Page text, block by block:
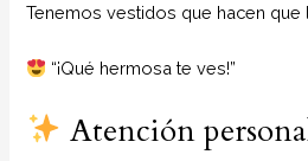
Tenemos vestidos que hacen que
“¡Qué hermosa te ves!”
Atención